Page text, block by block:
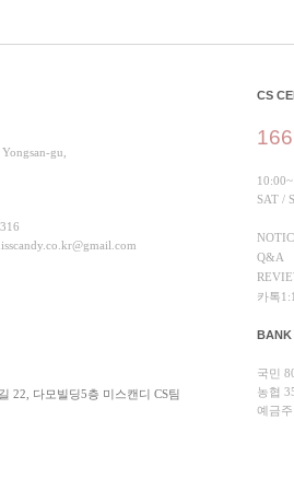
gu,
22, 다모빌딩5층 미스캔디 CS팀
CS
SAT /
Q&A
카톡
BANK
국민
농협
예금